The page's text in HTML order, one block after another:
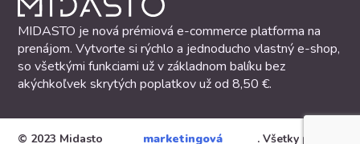
MIDASTO je nová prémiová e-commerce platforma na
prenájom. Vytvorte si rýchlo a jednoducho vlastný e-shop,
so všetkými funkciami už v základnom balíku bez
akýchkoľvek skrytých poplatkov už od 8,50 €.
© 2023 Midasto marketingová . Všetky práva